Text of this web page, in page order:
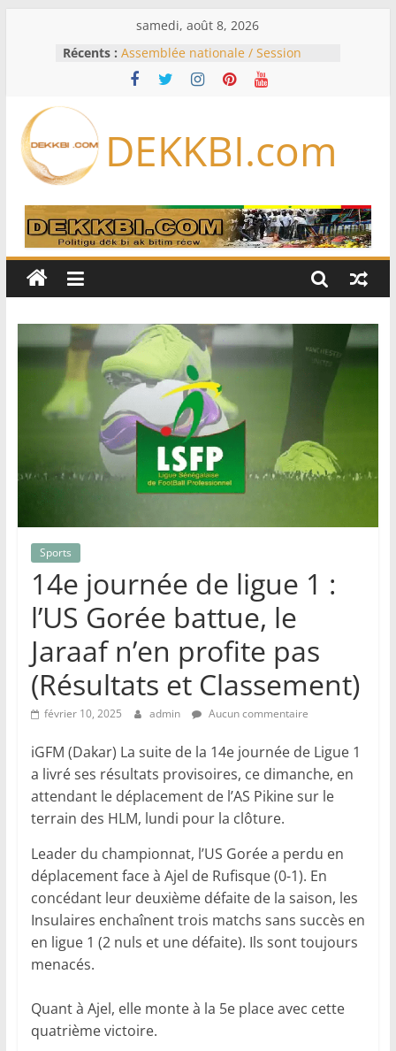
samedi, août 8, 2026
Récents : Assemblée nationale / Session
extraordinaire: Six commissions
d’enquête à l’ordre du jour ce lundi
Bénin: Patrice Talon élu président
du Sénat, moins de trois mois
Pakistan et la Turquie signent un
accord de défense
RD Congo: Kinshasa interdit les
exportations de cuivre et de cobalt
production
DEKKBI.com
Sports
14e journée de ligue 1 :
l’US Gorée battue, le
Jaraaf n’en profite pas
(Résultats et Classement)
février 10, 2025 admin Aucun commentaire
iGFM (Dakar) La suite de la 14e journée de Ligue 1
a livré ses résultats provisoires, ce dimanche, en
attendant le déplacement de l’AS Pikine sur le
terrain des HLM, lundi pour la clôture.
Leader du championnat, l’US Gorée a perdu en
déplacement face à Ajel de Rufisque (0-1). En
concédant leur deuxième défaite de la saison, les
Insulaires enchaînent trois matchs sans succès en
en ligue 1 (2 nuls et une défaite). Ils sont toujours
menacés.
Quant à Ajel, elle monte à la 5e place avec cette
quatrième victoire.